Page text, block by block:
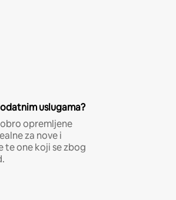
uslugama?
opremljene
za nove i
te one koji se zbog